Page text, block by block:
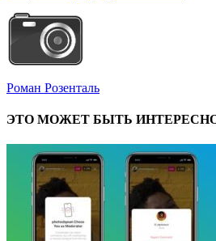
Роман Розенталь
ЭТО МОЖЕТ БЫТЬ